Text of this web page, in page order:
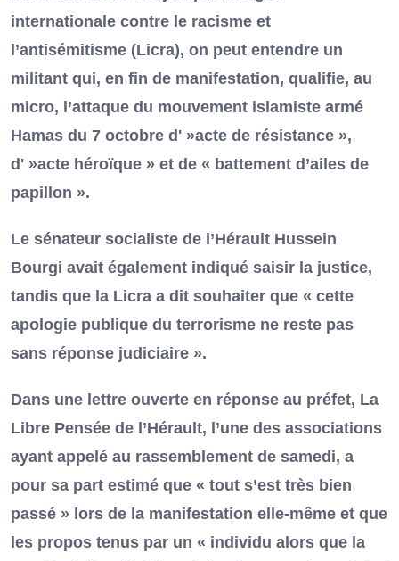
internationale contre le racisme et
l’antisémitisme (Licra), on peut entendre un
militant qui, en fin de manifestation, qualifie, au
micro, l’attaque du mouvement islamiste armé
Hamas du 7 octobre d' »acte de résistance »,
d' »acte héroïque » et de « battement d’ailes de
papillon ».
Le sénateur socialiste de l’Hérault Hussein
Bourgi avait également indiqué saisir la justice,
tandis que la Licra a dit souhaiter que « cette
apologie publique du terrorisme ne reste pas
sans réponse judiciaire ».
Dans une lettre ouverte en réponse au préfet, La
Libre Pensée de l’Hérault, l’une des associations
ayant appelé au rassemblement de samedi, a
pour sa part estimé que « tout s’est très bien
passé » lors de la manifestation elle-même et que
les propos tenus par un « individu alors que la